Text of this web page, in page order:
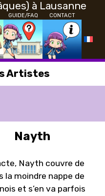
à Lausanne
GUIDE/FAQ CONTACT
Artistes
Nayth
Nayth couvre de
la moindre nappe de
et s’en va parfois